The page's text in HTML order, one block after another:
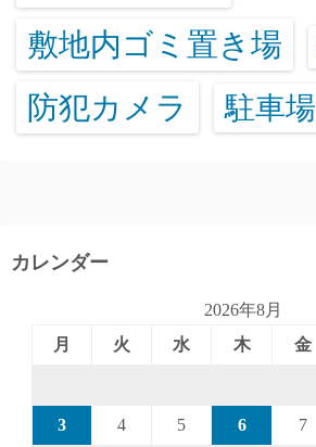
敷地内ゴミ置き場
防犯カメラ 駐車場
カレンダー
2026年8月
月
火 水 木 金
3 4 5 6 7